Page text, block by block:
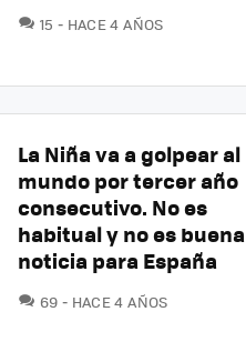
15 COMENTARIOS
HACE 4 AÑOS
La Niña va a golpear al
mundo por tercer año
consecutivo. No es
habitual y no es buena
noticia para España
69 COMENTARIOS
HACE 4 AÑOS